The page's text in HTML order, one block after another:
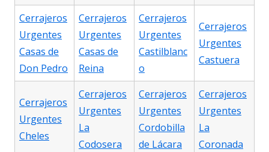
Cerrajeros
Urgentes
Casas de
Don Pedro
Cerrajeros
Urgentes
Casas de
Reina
Cerrajeros
Urgentes
Castilblanc
o
Cerrajeros
Urgentes
Castuera
Cerrajeros
Urgentes
Cheles
Cerrajeros
Urgentes
La
Codosera
Cerrajeros
Urgentes
Cordobilla
de Lácara
Cerrajeros
Urgentes
La
Coronada